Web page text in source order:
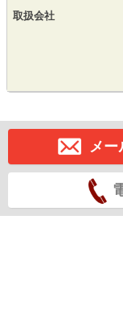
取扱会社
メー